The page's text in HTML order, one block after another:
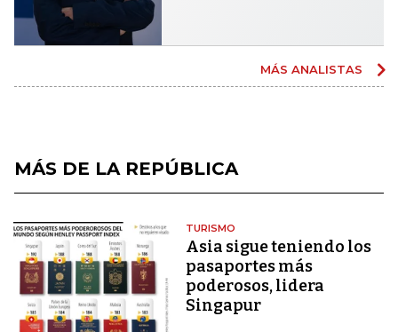
MÁS ANALISTAS
MÁS DE LA REPÚBLICA
TURISMO
Asia sigue teniendo los
pasaportes más
poderosos, lidera
Singapur